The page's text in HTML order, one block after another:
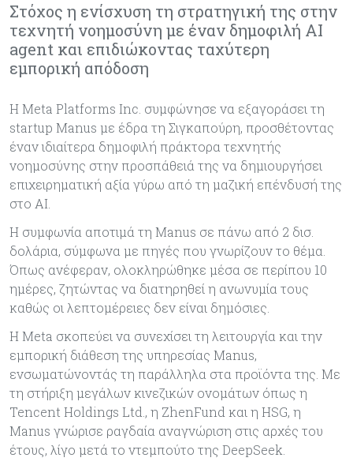
Στόχος η ενίσχυση τη στρατηγική της στην
τεχνητή νοημοσύνη με έναν δημοφιλή AI
agent και επιδιώκοντας ταχύτερη
εμπορική απόδοση
Η Meta Platforms Inc. συμφώνησε να εξαγοράσει τη
startup Manus με έδρα τη Σιγκαπούρη, προσθέτοντας
έναν ιδιαίτερα δημοφιλή πράκτορα τεχνητής
νοημοσύνης στην προσπάθειά της να δημιουργήσει
επιχειρηματική αξία γύρω από τη μαζική επένδυσή της
στο AI.
Η συμφωνία αποτιμά τη Manus σε πάνω από 2 δισ.
δολάρια, σύμφωνα με πηγές που γνωρίζουν το θέμα.
Όπως ανέφεραν, ολοκληρώθηκε μέσα σε περίπου 10
ημέρες, ζητώντας να διατηρηθεί η ανωνυμία τους
καθώς οι λεπτομέρειες δεν είναι δημόσιες.
Η Meta σκοπεύει να συνεχίσει τη λειτουργία και την
εμπορική διάθεση της υπηρεσίας Manus,
ενσωματώνοντάς τη παράλληλα στα προϊόντα της. Με
τη στήριξη μεγάλων κινεζικών ονομάτων όπως η
Tencent Holdings Ltd., η ZhenFund και η HSG, η
Manus γνώρισε ραγδαία αναγνώριση στις αρχές του
έτους, λίγο μετά το ντεμπούτο της DeepSeek.